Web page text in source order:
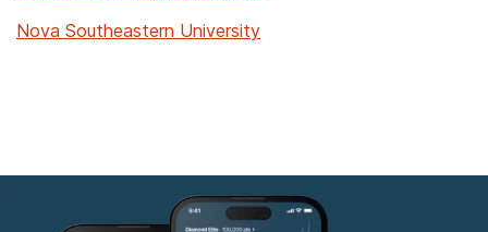
Nova Southeastern University